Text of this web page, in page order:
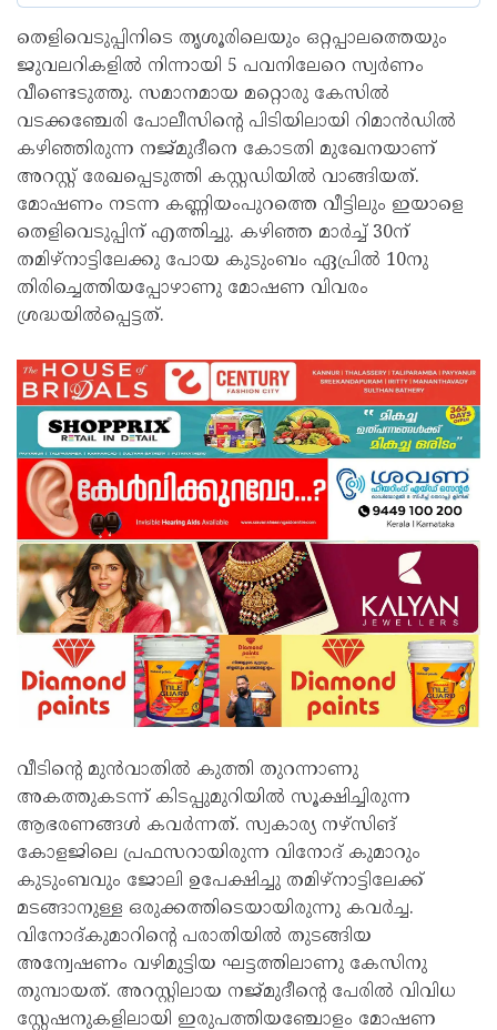
തെളിവെടുപ്പിനിടെ തൃശൂരിലെയും ഒറ്റപ്പാലത്തെയും
ജുവലറികളില്‍ നിന്നായി 5 പവനിലേറെ സ്വര്‍ണം
വീണ്ടെടുത്തു. സമാനമായ മറ്റൊരു കേസില്‍
വടക്കഞ്ചേരി പോലീസിന്റെ പിടിയിലായി റിമാന്‍ഡില്‍
കഴിഞ്ഞിരുന്ന നജ്മുദീനെ കോടതി മുഖേനയാണ്
അറസ്റ്റ് രേഖപ്പെടുത്തി കസ്റ്റഡിയില്‍ വാങ്ങിയത്.
മോഷണം നടന്ന കണ്ണിയംപുറത്തെ വീട്ടിലും ഇയാളെ
തെളിവെടുപ്പിന് എത്തിച്ചു. കഴിഞ്ഞ മാര്‍ച്ച് 30ന്
തമിഴ്‌നാട്ടിലേക്കു പോയ കുടുംബം ഏപ്രില്‍ 10നു
തിരിച്ചെത്തിയപ്പോഴാണു മോഷണ വിവരം
ശ്രദ്ധയില്‍പ്പെട്ടത്.
വീടിന്റെ മുന്‍വാതില്‍ കുത്തി തുറന്നാണു
അകത്തുകടന്ന് കിടപ്പുമുറിയില്‍ സൂക്ഷിച്ചിരുന്ന
ആഭരണങ്ങള്‍ കവര്‍ന്നത്. സ്വകാര്യ നഴ്‌സിങ്
കോളജിലെ പ്രഫസറായിരുന്ന വിനോദ് കുമാറും
കുടുംബവും ജോലി ഉപേക്ഷിച്ചു തമിഴ്‌നാട്ടിലേക്ക്
മടങ്ങാനുള്ള ഒരുക്കത്തിടെയായിരുന്നു കവര്‍ച്ച.
വിനോദ്കുമാറിന്റെ പരാതിയില്‍ തുടങ്ങിയ
അന്വേഷണം വഴിമുട്ടിയ ഘട്ടത്തിലാണു കേസിനു
തുമ്പായത്. അറസ്റ്റിലായ നജ്മുദീന്റെ പേരില്‍ വിവിധ
സ്റ്റേഷനുകളിലായി ഇരുപത്തിയഞ്ചോളം മോഷണ